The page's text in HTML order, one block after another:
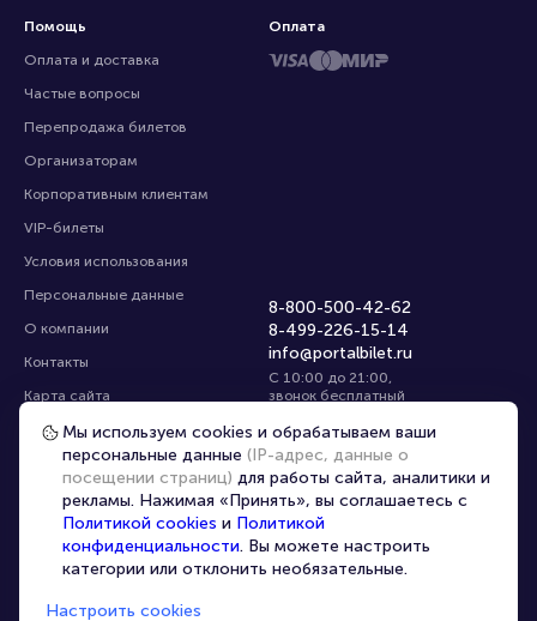
Помощь
Оплата и доставка
Частые вопросы
Перепродажа билетов
Организаторам
Корпоративным клиентам
VIP-билеты
Условия использования
Персональные данные
О компании
Контакты
Карта сайта
Управление cookies
8-800-500-42-62
8-499-226-15-14
info@portalbilet.ru
С 10:00 до 21:00,
звонок бесплатный
Все площадки
Оплата
Главная Коломна
Мы используем cookies и обрабатываем ваши
персональные данные (IP-адрес, данные о
посещении страниц) для работы сайта, аналитики и
рекламы. Нажимая «Принять», вы соглашаетесь с
Политикой cookies и Политикой
конфиденциальности. Вы можете настроить
категории или отклонить необязательные.
Настроить cookies